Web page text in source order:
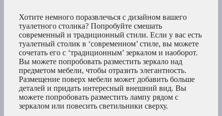
Хотите немного поразвлечься с дизайном вашего
туалетного столика? Попробуйте смешать
современный и традиционный стили. Если у вас есть
туалетный столик в ‘современном’ стиле, вы можете
сочетать его с ‘традиционным’ зеркалом и наоборот.
Вы можете попробовать разместить зеркало над
предметом мебели, чтобы отразить элегантность.
Размещение поверх мебели может добавить больше
деталей и придать интересный внешний вид. Вы
можете попробовать разместить лампу рядом с
зеркалом или повесить светильники сверху.